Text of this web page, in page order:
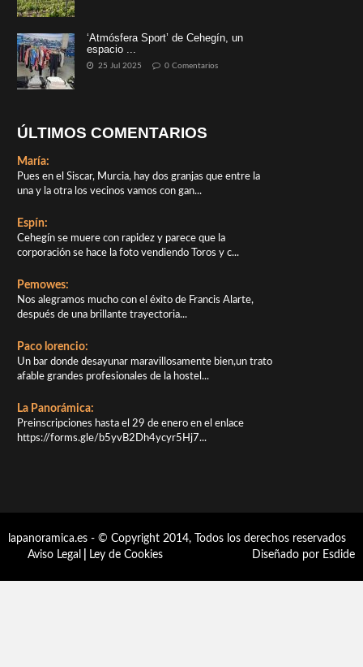
‘Atmósfera Sport’ de Cehegín, un
espacio ...
25 Jul 2025 0 Comentarios
ÚLTIMOS COMENTARIOS
María:
Pues en el Siscar, Murcia, hay dos granjas que entre la
una y la otra los vecinos vamos con gan...
Espín:
Cehegín se muere con rapidez y parece que la
corporación se hace la foto vendiendo Toros y c...
Pemowes:
Nos alegramos mucho con el éxito de Francis Alarte,
después de una brillante trayectoria...
Paco lorencio:
Un bar donde desayunar maravillosamente bien,un trato
afable grandes profesionales de la hostel...
La Panorámica:
Preinscripciones hasta el 29 de enero en el enlace
https://forms.gle/b5yvB2Dh4ycyr5Hj7...
lapanoramica.es - © Copyright 2014, Todos los derechos reservados
Aviso Legal
Ley de Cookies Diseñado por Esdide